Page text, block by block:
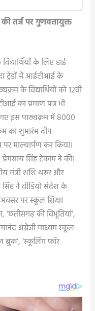
तर्ज पर गुणवत्तायुक्त
के लिए हाई
ट्रेडों में आईटीआई के
के विद्यार्थियों को 12वीं
का प्रमाण पत्र भी
गए इस पाठ्यक्रम में 8000
का शुभारंभ दीप
माल्यार्पण कर किया।
प्रेमसाय सिंह टेकाम ने की।
मंत्री शशि थरूर और
सिंह ने वीडियो संदेश के
पर स्कूल शिक्षा
’छत्तीसगढ़ की विभूतियां’,
अंग्रेजी माध्यम स्कूल
’स्कूलिंग फॉर